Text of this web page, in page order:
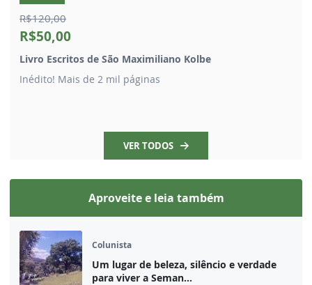
R$120,00
R$50,00
Livro Escritos de São Maximiliano Kolbe
Inédito! Mais de 2 mil páginas
VER TODOS
Aproveite e leia também
Colunista
Um lugar de beleza, silêncio e verdade
para viver a Seman...